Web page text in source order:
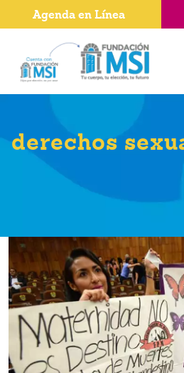
derechos
Agenda en Línea